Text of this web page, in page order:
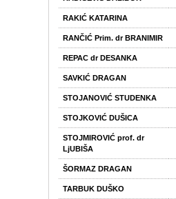
RAKIĆ KATARINA
RANČIĆ Prim. dr BRANIMIR
REPAC dr DESANKA
SAVKIĆ DRAGAN
STOJANOVIĆ STUDENKA
STOJKOVIĆ DUŠICA
STOJMIROVIĆ prof. dr
LjUBIŠA
ŠORMAZ DRAGAN
TARBUK DUŠKO